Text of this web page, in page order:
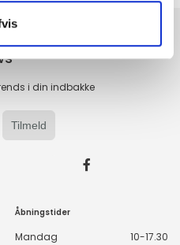
i din indbakke
Tilmeld
Åbningstider
Mandag
10-17.30